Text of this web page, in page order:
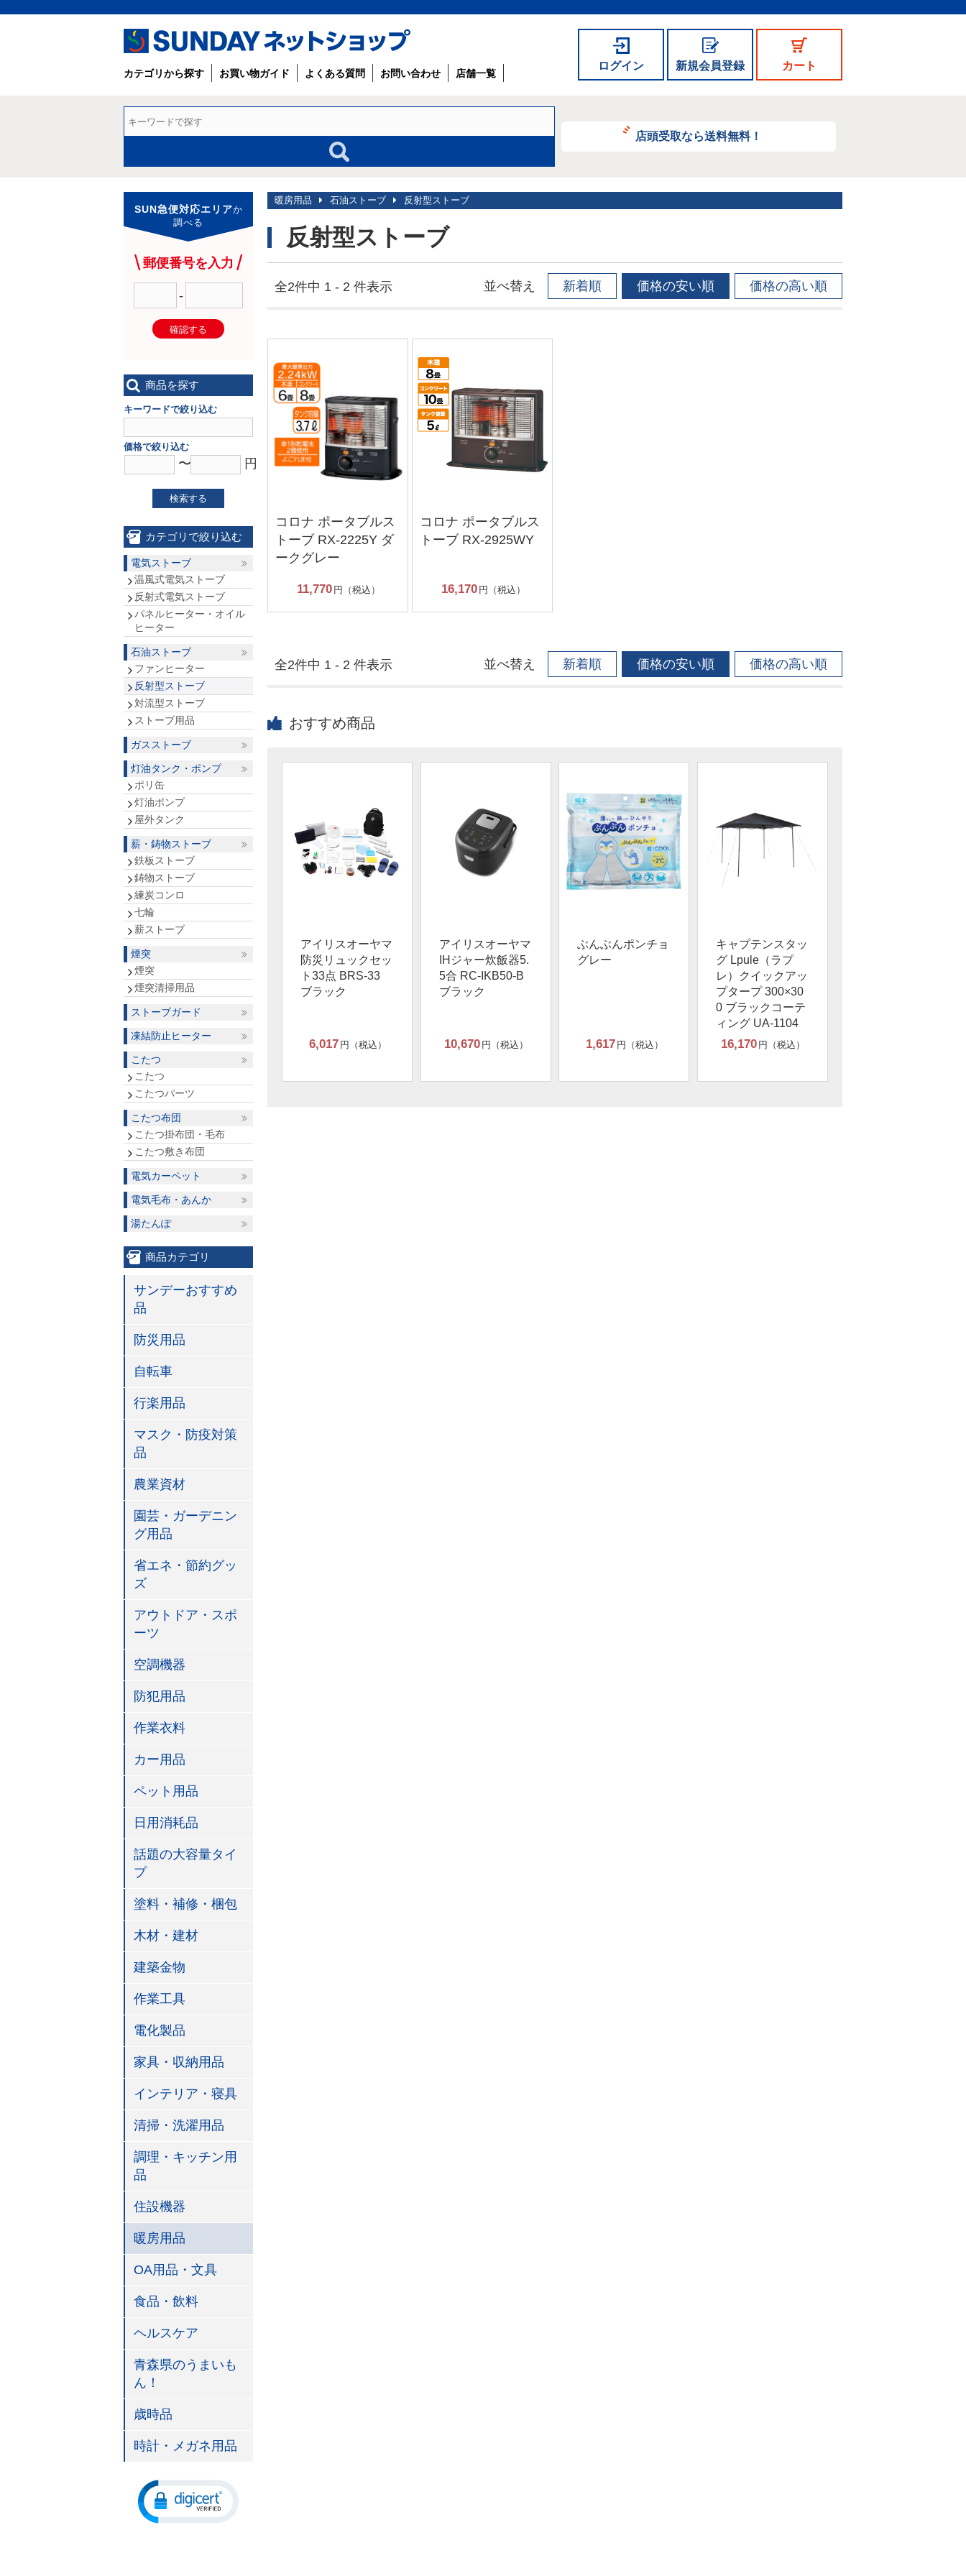
ログイン 新規会員登録 カート
カテゴリから探す お買い物ガイド よくある質問 お問い合わせ 店舗一覧
店頭受取なら送料無料！
暖房用品 石油ストーブ 反射型ストーブ
反射型ストーブ
全2件中 1 - 2 件表示 並べ替え 新着順 価格の安い順 価格の高い順
コロナ ポータブルス
トーブ RX-2225Y ダ
ークグレー
11,770 円（税込）
コロナ ポータブルス
トーブ RX-2925WY
16,170 円（税込）
全2件中 1 - 2 件表示 並べ替え 新着順 価格の安い順 価格の高い順
SUN急便対応エリアか
調べる
郵便番号を入力
-
確認する
商品を探す
キーワードで絞り込む
価格で絞り込む
〜 円
検索する
カテゴリで絞り込む
電気ストーブ
温風式電気ストーブ
反射式電気ストーブ
パネルヒーター・オイル
ヒーター
石油ストーブ
ファンヒーター
反射型ストーブ
対流型ストーブ
ストーブ用品
ガスストーブ
灯油タンク・ポンプ
ポリ缶
灯油ポンプ
屋外タンク
薪・鋳物ストーブ
鉄板ストーブ
鋳物ストーブ
練炭コンロ
七輪
薪ストーブ
煙突
煙突
煙突清掃用品
ストーブガード
凍結防止ヒーター
こたつ
こたつ
こたつパーツ
こたつ布団
こたつ掛布団・毛布
こたつ敷き布団
電気カーペット
電気毛布・あんか
湯たんぽ
商品カテゴリ
サンデーおすすめ
品
防災用品
自転車
行楽用品
マスク・防疫対策
品
農業資材
園芸・ガーデニン
グ用品
省エネ・節約グッ
ズ
アウトドア・スポ
ーツ
空調機器
防犯用品
作業衣料
カー用品
ペット用品
日用消耗品
話題の大容量タイ
プ
塗料・補修・梱包
木材・建材
建築金物
作業工具
電化製品
家具・収納用品
インテリア・寝具
清掃・洗濯用品
調理・キッチン用
品
住設機器
暖房用品
OA用品・文具
食品・飲料
ヘルスケア
青森県のうまいも
ん！
歳時品
時計・メガネ用品
おすすめ商品
アイリスオーヤマ
防災リュックセッ
ト33点 BRS-33
ブラック
6,017 円（税込）
アイリスオーヤマ
IHジャー炊飯器5.
5合 RC-IKB50-B
ブラック
10,670 円（税込）
ぶんぶんポンチョ
グレー
1,617 円（税込）
キャプテンスタッ
グ Lpule（ラプ
レ）クイックアッ
プタープ 300×30
0 ブラックコーテ
ィング UA-1104
16,170 円（税込）